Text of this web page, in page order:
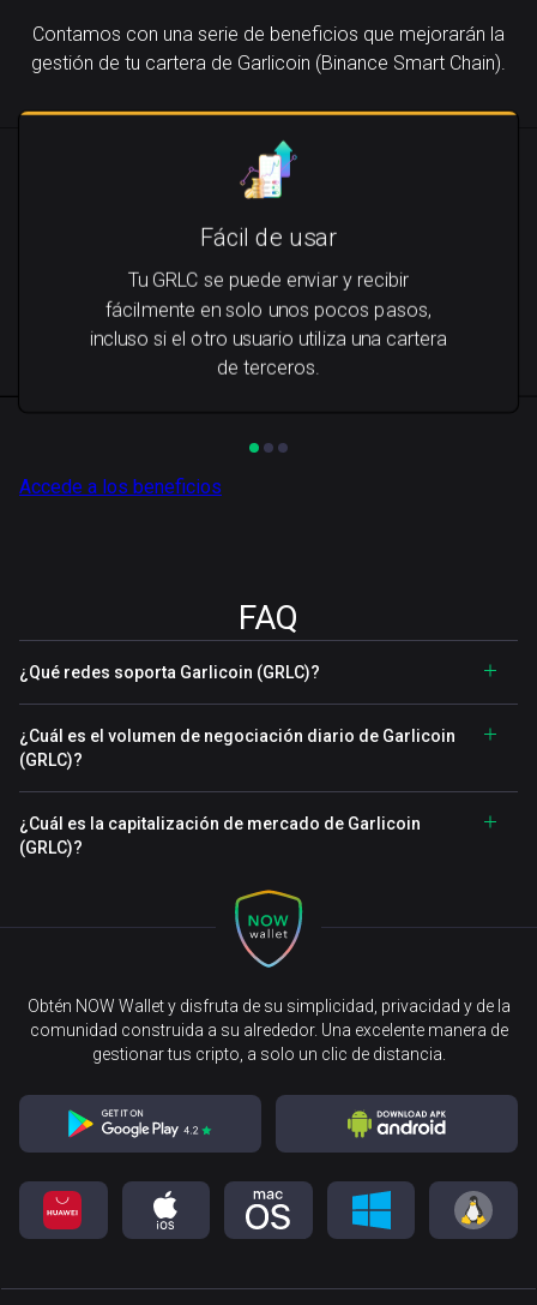
Contamos con una serie de beneficios que mejorarán la
gestión de tu cartera de Garlicoin (Binance Smart Chain).
Fácil de usar
Tu GRLC se puede enviar y recibir
fácilmente en solo unos pocos pasos,
incluso si el otro usuario utiliza una cartera
de terceros.
Accede a los beneficios
FAQ
¿Qué redes soporta Garlicoin (GRLC)?
¿Cuál es el volumen de negociación diario de Garlicoin
(GRLC)?
¿Cuál es la capitalización de mercado de Garlicoin
(GRLC)?
Obtén NOW Wallet y disfruta de su simplicidad, privacidad y de la
comunidad construida a su alrededor. Una excelente manera de
gestionar tus cripto, a solo un clic de distancia.